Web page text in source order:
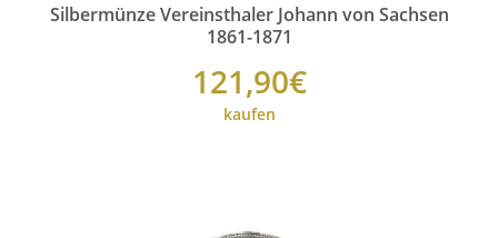
Silbermünze Vereinsthaler Johann von Sachsen
1861-1871
121,90€
kaufen